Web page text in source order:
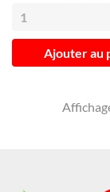
Ajouter au